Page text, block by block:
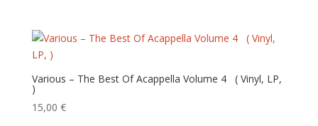
Various – The Best Of Acappella Volume 4 ‎ ‎ ( Vinyl, LP,
)
15,00 €